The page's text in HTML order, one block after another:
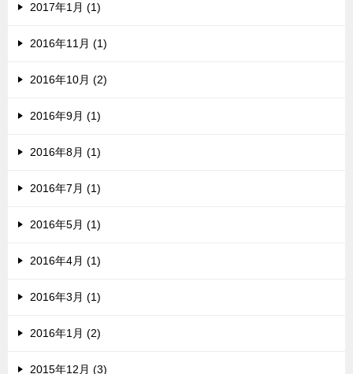
2017年1月 (1)
2016年11月 (1)
2016年10月 (2)
2016年9月 (1)
2016年8月 (1)
2016年7月 (1)
2016年5月 (1)
2016年4月 (1)
2016年3月 (1)
2016年1月 (2)
2015年12月 (3)